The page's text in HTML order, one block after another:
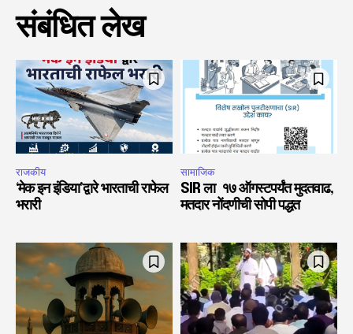
संबंधित लेख
राजकीय
‘मेक इन इंडिया’द्वारे भारताची राफेल
भरारी
सामाजिक
SIR ला १७ ऑगस्टपर्यंत मुदतवाढ,
मतदार नोंदणीची सोपी पद्धत